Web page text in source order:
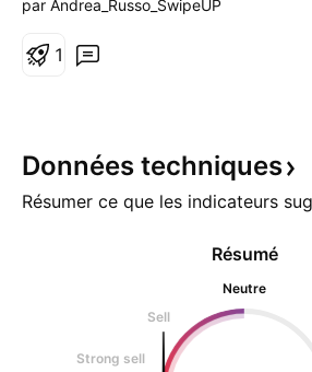
COURT sur CAD/NOK. Avec l'aide
configuration qui se distingue par
son potentiel baissie
par Andrea_Russo_SwipeUP
1
Données techniques
Résumer ce que les indicateurs
Résumé
Neutre
Sell
Strong sell